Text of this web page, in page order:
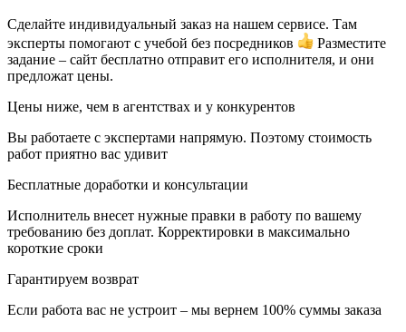
Сделайте индивидуальный заказ на нашем сервисе. Там
эксперты помогают с учебой без посредников
Разместите
задание – сайт бесплатно отправит его исполнителя, и они
предложат цены.
Цены ниже, чем в агентствах и у конкурентов
Вы работаете с экспертами напрямую. Поэтому стоимость
работ приятно вас удивит
Бесплатные доработки и консультации
Исполнитель внесет нужные правки в работу по вашему
требованию без доплат. Корректировки в максимально
короткие сроки
Гарантируем возврат
Если работа вас не устроит – мы вернем 100% суммы заказа